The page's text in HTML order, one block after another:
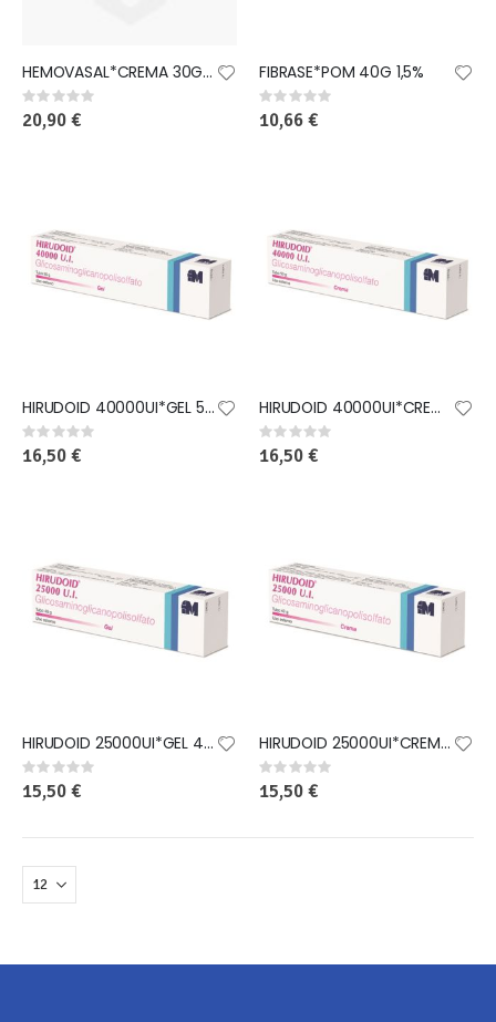
HEMOVASAL*CREMA 30G 1%
Rating:
0%
20,90 €
FIBRASE*POM 40G 1,5%
Rating:
0%
10,66 €
HIRUDOID 40000UI*GEL 50G
Rating:
0%
16,50 €
HIRUDOID 40000UI*CREMA 50G
Rating:
0%
16,50 €
HIRUDOID 25000UI*GEL 40G
Rating:
0%
15,50 €
HIRUDOID 25000UI*CREMA 40G
Rating:
0%
15,50 €